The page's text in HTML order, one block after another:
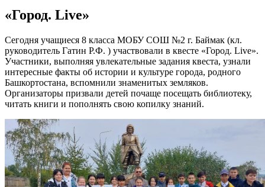
«Город. Live»
Сегодня учащиеся 8 класса МОБУ СОШ №2 г. Баймак (кл.
руководитель Гатин Р.Ф. ) участвовали в квесте «Город. Live».
Участники, выполняя увлекательные задания квеста, узнали
интересные факты об истории и культуре города, родного
Башкортостана, вспомнили знаменитых земляков.
Организаторы призвали детей почаще посещать библиотеку,
читать книги и пополнять свою копилку знаний.